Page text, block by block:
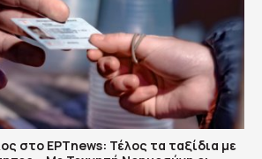
στο ΕΡΤnews: Τέλος τα ταξίδια με